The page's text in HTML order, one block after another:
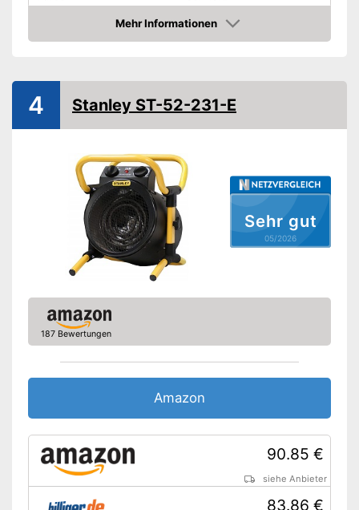
Material Gehäuse
Kunststoff
Produkteigenschaften
Fernbedienung
Steuerung per App
Steuerung per Taster
Thermostat
Anzahl Heizstufen
Sleep-Timer
Display
Amazon Lieferzeit
siehe Anbieter
Mehr Informationen
Amazon
Sehr gut
05/2026
4 Stanley ST-52-231-E
187 Bewertungen
Amazon
90.85 €
siehe Anbieter
83.86 €